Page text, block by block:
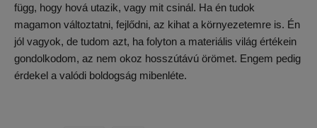
függ, hogy hová utazik, vagy mit csinál. Ha én tudok
magamon változtatni, fejlődni, az kihat a környezetemre is. Én
jól vagyok, de tudom azt, ha folyton a materiális világ értékein
gondolkodom, az nem okoz hosszútávú örömet. Engem pedig
érdekel a valódi boldogság mibenléte.